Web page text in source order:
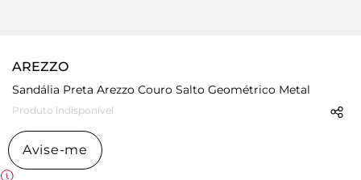
AREZZO
Sandália Preta Arezzo Couro Salto Geométrico Metal
Produto indisponível
Avise-me